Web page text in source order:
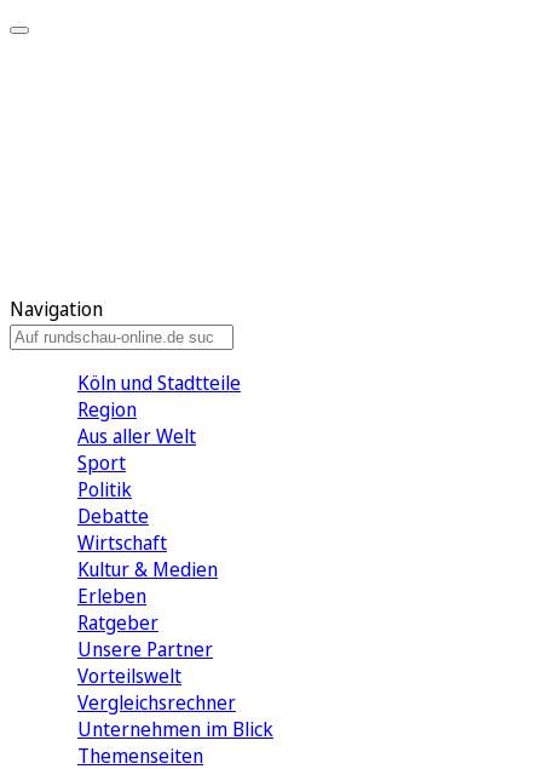
Navigation
Köln und Stadtteile
Region
Aus aller Welt
Sport
Politik
Debatte
Wirtschaft
Kultur & Medien
Erleben
Ratgeber
Unsere Partner
Vorteilswelt
Vergleichsrechner
Unternehmen im Blick
Themenseiten